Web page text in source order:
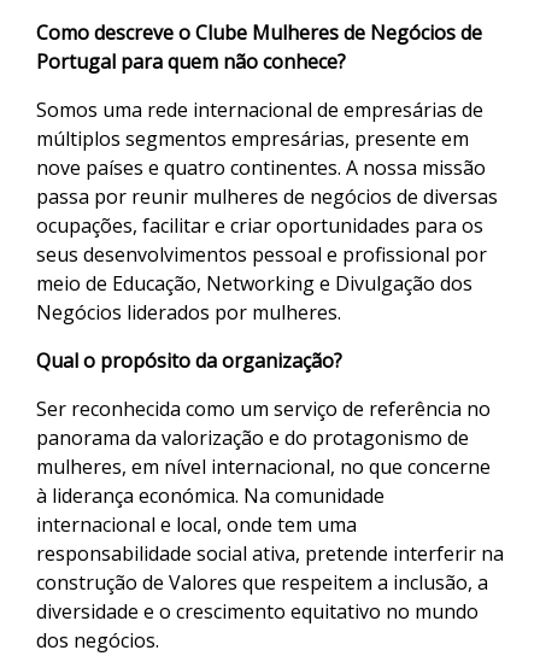
Como descreve o Clube Mulheres de Negócios de
Portugal para quem não conhece?
Somos uma rede internacional de empresárias de
múltiplos segmentos empresárias, presente em
nove países e quatro continentes. A nossa missão
passa por reunir mulheres de negócios de diversas
ocupações, facilitar e criar oportunidades para os
seus desenvolvimentos pessoal e profissional por
meio de Educação, Networking e Divulgação dos
Negócios liderados por mulheres.
Qual o propósito da organização?
Ser reconhecida como um serviço de referência no
panorama da valorização e do protagonismo de
mulheres, em nível internacional, no que concerne
à liderança económica. Na comunidade
internacional e local, onde tem uma
responsabilidade social ativa, pretende interferir na
construção de Valores que respeitem a inclusão, a
diversidade e o crescimento equitativo no mundo
dos negócios.